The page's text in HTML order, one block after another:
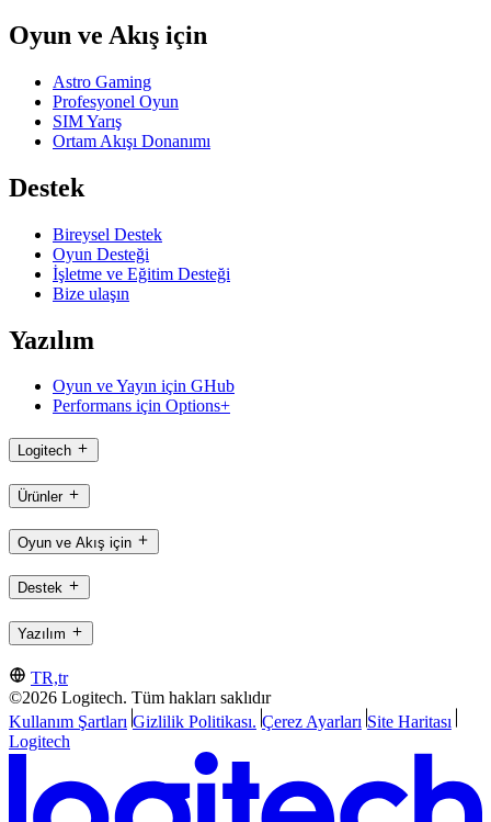
Oyun ve Akış için
Astro Gaming
Profesyonel Oyun
SIM Yarış
Ortam Akışı Donanımı
Destek
Bireysel Destek
Oyun Desteği
İşletme ve Eğitim Desteği
Bize ulaşın
Yazılım
Oyun ve Yayın için GHub
Performans için Options+
Logitech
Ürünler
Oyun ve Akış için
Destek
Yazılım
TR,tr
©2026 Logitech. Tüm hakları saklıdır
Kullanım Şartları Gizlilik Politikası. Çerez Ayarları Site Haritası
Logitech